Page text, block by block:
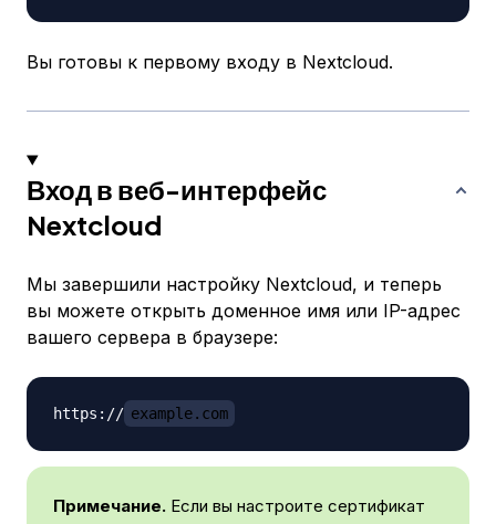
Вы готовы к первому входу в Nextcloud.
Вход в веб-интерфейс
Nextcloud
Мы завершили настройку Nextcloud, и теперь
вы можете открыть доменное имя или IP-адрес
вашего сервера в браузере:
https:// example.com
Примечание. Если вы настроите сертификат